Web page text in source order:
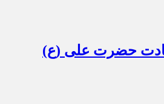
حضرت علی (ع)